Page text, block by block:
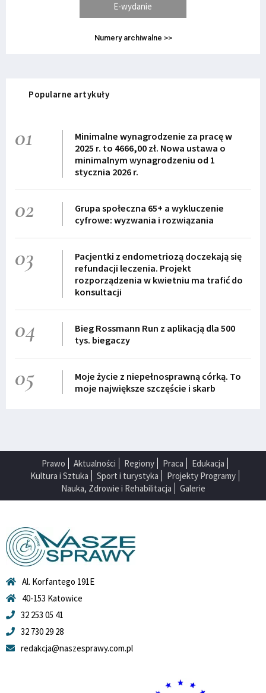
E-wydanie
Numery archiwalne >>
Popularne artykuły
01
Minimalne wynagrodzenie za pracę w
2025 r. to 4666,00 zł. Nowa ustawa o
minimalnym wynagrodzeniu od 1
stycznia 2026 r.
02
Grupa społeczna 65+ a wykluczenie
cyfrowe: wyzwania i rozwiązania
03
Pacjentki z endometriozą doczekają się
refundacji leczenia. Projekt
rozporządzenia w kwietniu ma trafić do
konsultacji
04
Bieg Rossmann Run z aplikacją dla 500
tys. biegaczy
05
Moje życie z niepełnosprawną córką. To
moje największe szczęście i skarb
Prawo Aktualności Regiony Praca
Edukacja
Kultura i Sztuka
Sport i turystyka
Projekty Programy
Nauka, Zdrowie i Rehabilitacja
Galerie
Al. Korfantego 191E
40-153 Katowice
32 253 05 41
32 730 29 28
redakcja@naszesprawy.com.pl